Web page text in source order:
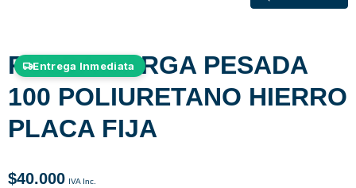
Entrega Inmediata
RUEDA CARGA PESADA
100 POLIURETANO HIERRO
PLACA FIJA
$40.000